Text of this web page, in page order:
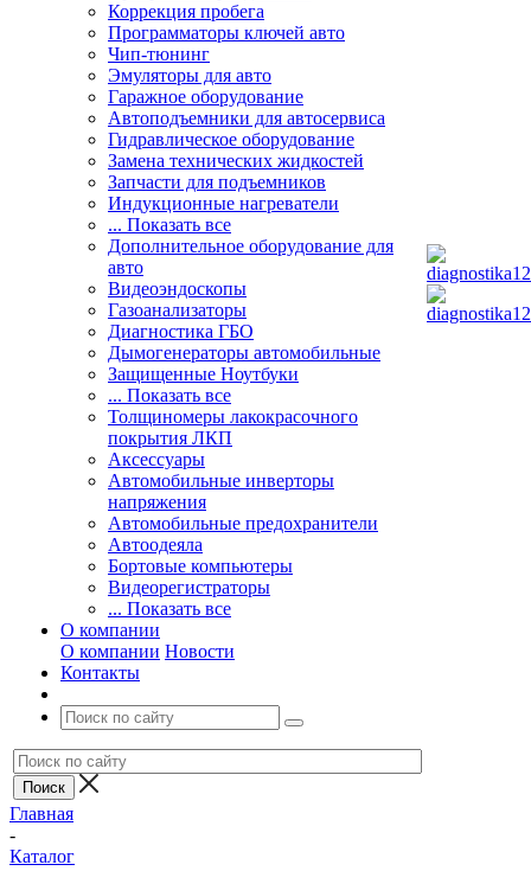
Коррекция пробега
Программаторы ключей авто
Чип-тюнинг
Эмуляторы для авто
Гаражное оборудование
Автоподъемники для автосервиса
Гидравлическое оборудование
Замена технических жидкостей
Запчасти для подъемников
Индукционные нагреватели
... Показать все
Дополнительное оборудование для
авто
Видеоэндоскопы
Газоанализаторы
Диагностика ГБО
Дымогенераторы автомобильные
Защищенные Ноутбуки
... Показать все
Толщиномеры лакокрасочного
покрытия ЛКП
Аксессуары
Автомобильные инверторы
напряжения
Автомобильные предохранители
Автоодеяла
Бортовые компьютеры
Видеорегистраторы
... Показать все
О компании
О компании Новости
Контакты
Главная
-
Каталог